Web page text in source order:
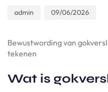
admin 09/06/2026
Bewustwording van
tekenen
Wat is